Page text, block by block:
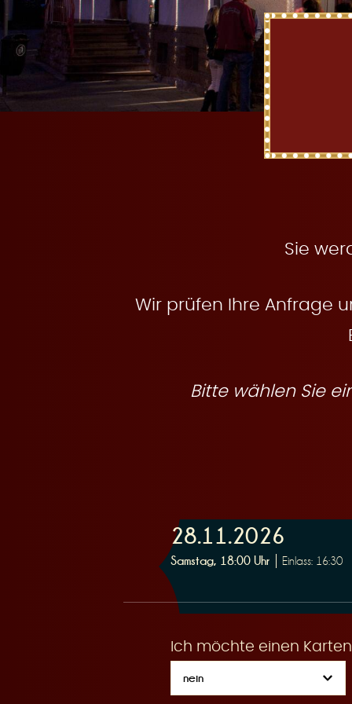
t
Sie
Wir prüfen Ihre Anfrage
Bitte wählen Sie
28.11.2026
Samstag, 18:00 Uhr Einlass: 16:30
Ich möchte einen